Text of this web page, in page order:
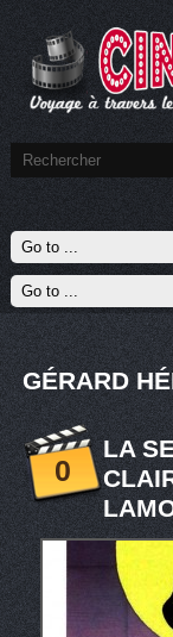
GÉRARD
0
LA